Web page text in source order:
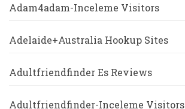
Adam4adam-Inceleme Visitors
Adelaide+Australia Hookup Sites
Adultfriendfinder Es Reviews
Adultfriendfinder-Inceleme Visitors